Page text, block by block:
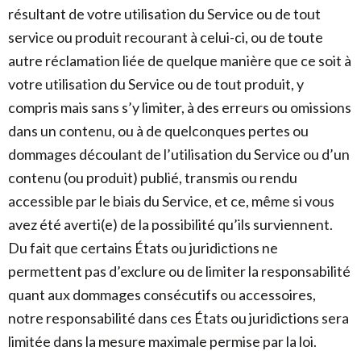
résultant de votre utilisation du Service ou de tout
service ou produit recourant à celui-ci, ou de toute
autre réclamation liée de quelque manière que ce soit à
votre utilisation du Service ou de tout produit, y
compris mais sans s’y limiter, à des erreurs ou omissions
dans un contenu, ou à de quelconques pertes ou
dommages découlant de l’utilisation du Service ou d’un
contenu (ou produit) publié, transmis ou rendu
accessible par le biais du Service, et ce, même si vous
avez été averti(e) de la possibilité qu’ils surviennent.
Du fait que certains États ou juridictions ne
permettent pas d’exclure ou de limiter la responsabilité
quant aux dommages consécutifs ou accessoires,
notre responsabilité dans ces États ou juridictions sera
limitée dans la mesure maximale permise par la loi.